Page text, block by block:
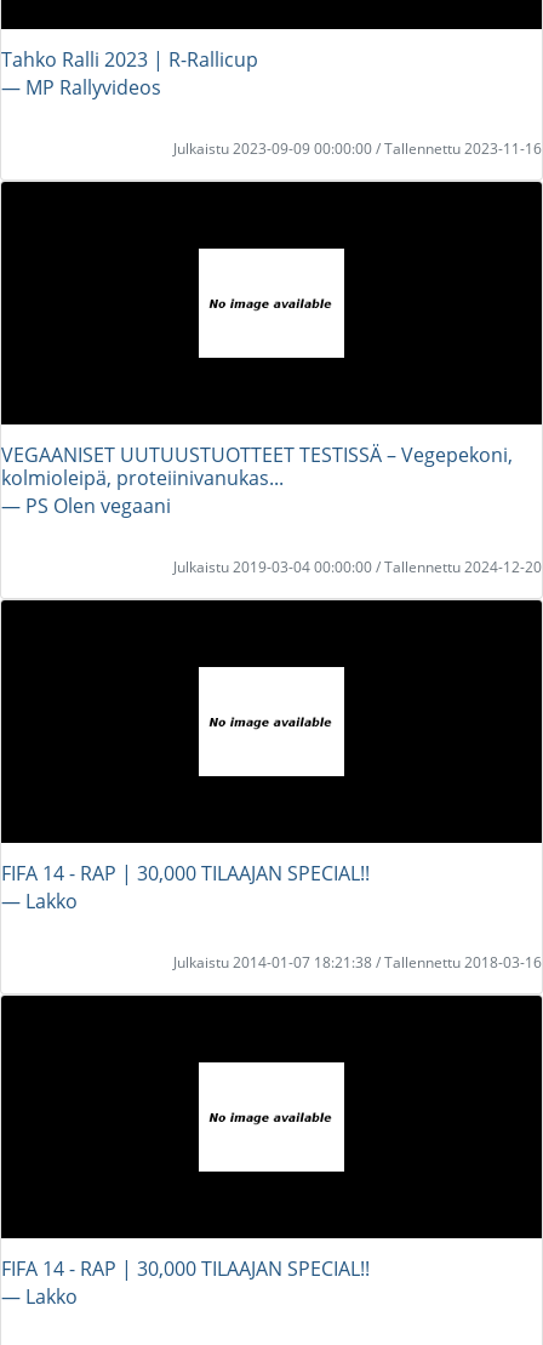
Tahko Ralli 2023 | R-Rallicup
― MP Rallyvideos
Julkaistu 2023-09-09 00:00:00 / Tallennettu 2023-11-16
VEGAANISET UUTUUSTUOTTEET TESTISSÄ – Vegepekoni,
kolmioleipä, proteiinivanukas...
― PS Olen vegaani
Julkaistu 2019-03-04 00:00:00 / Tallennettu 2024-12-20
FIFA 14 - RAP | 30,000 TILAAJAN SPECIAL!!
― Lakko
Julkaistu 2014-01-07 18:21:38 / Tallennettu 2018-03-16
FIFA 14 - RAP | 30,000 TILAAJAN SPECIAL!!
― Lakko